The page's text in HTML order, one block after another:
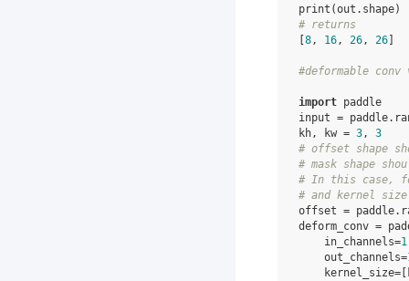
print (out . shape)
# returns
8, 16, 26, 26
#deformable conv
import paddle
input = paddle.
kh, kw = 3,
3
# offset shape
# mask shape
# In this case,
# and kernel
offset = paddle.
deform_conv =
in_channels=1
out_channels=
kernel_size=